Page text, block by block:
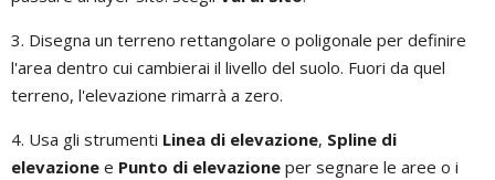
3. Disegna un terreno rettangolare o poligonale per definire
l'area dentro cui cambierai il livello del suolo. Fuori da quel
terreno, l'elevazione rimarrà a zero.
4. Usa gli strumenti Linea di elevazione, Spline di
elevazione e Punto di elevazione per segnare le aree o i